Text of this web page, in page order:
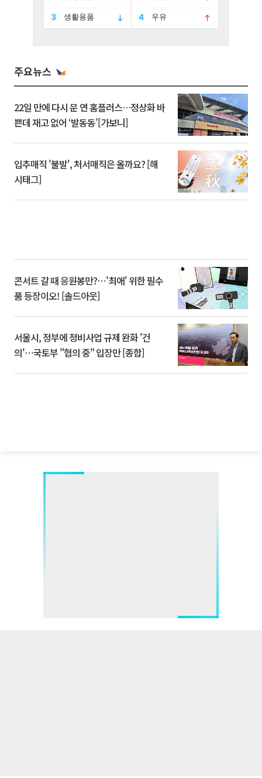
주요뉴스
22일 만에 다시 문 연 홈플러스…정상화 바
쁜데 재고 없어 ‘발동동’[가보니]
입추매직 '불발', 처서매직은 올까요? [해
시태그]
콘서트 갈 때 응원봉만?⋯'최애' 위한 필수
품 등장이오! [솔드아웃]
서울시, 정부에 정비사업 규제 완화 '건
의'⋯국토부 "협의 중" 입장만 [종합]